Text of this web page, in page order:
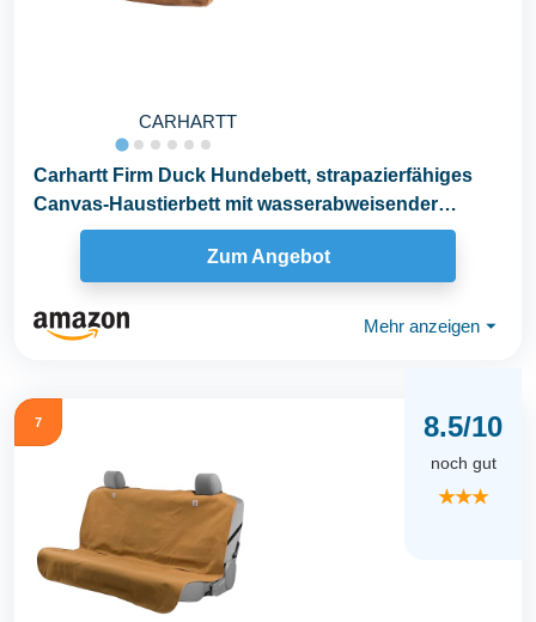
CARHARTT
Carhartt Firm Duck Hundebett, strapazierfähiges
Canvas-Haustierbett mit wasserabweisender
Schale...
Zum Angebot
Mehr anzeigen ⏷
7 8.5/10
noch gut
★★★